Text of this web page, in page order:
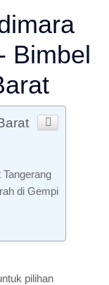
Bimbel
di Gempi
pilihan